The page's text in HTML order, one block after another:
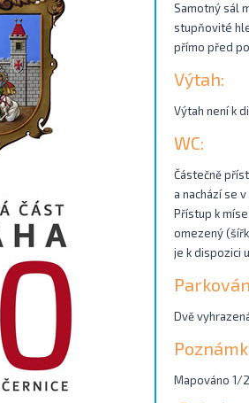
Samotný sál
stupňovité
přímo před
Výtah:
Výtah není k
WC:
Částečně
a nachází se
Přístup k
omezený
je k dispozici
Dvě
Mapováno 1/